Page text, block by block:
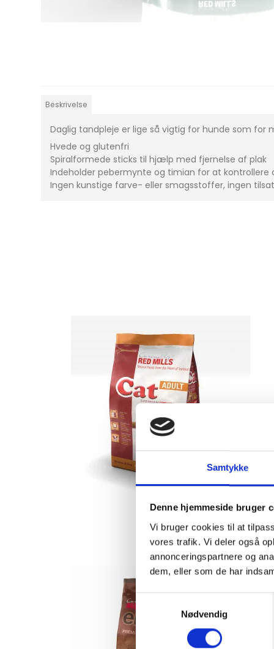
Samtykke
Denne hjemmeside bruger
Vi bruger cookies til at
vores trafik. Vi deler også
annonceringspartnere og
dem, eller som de har
S
a
m
Nødvendig
Beskrivelse
Daglig tandpleje er lige så vigtig for hunde som
Hvede og glutenfri
Spiralformede sticks til hjælp med fjernelse af plak
Indeholder pebermynte og timian for at kontrollere
Ingen kunstige farve- eller smagsstoffer, ingen tilsat